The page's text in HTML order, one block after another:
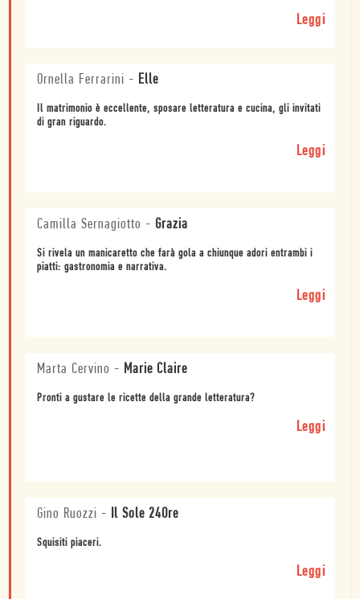
Leggi
Ornella Ferrarini - Elle
Il matrimonio è eccellente, sposare letteratura e cucina, gli invitati
di gran riguardo.
Leggi
Camilla Sernagiotto - Grazia
Si rivela un manicaretto che farà gola a chiunque adori entrambi i
piatti: gastronomia e narrativa.
Leggi
Marta Cervino - Marie Claire
Pronti a gustare le ricette della grande letteratura?
Leggi
Gino Ruozzi - Il Sole 24Ore
Squisiti piaceri.
Leggi